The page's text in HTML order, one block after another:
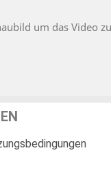
um das Video